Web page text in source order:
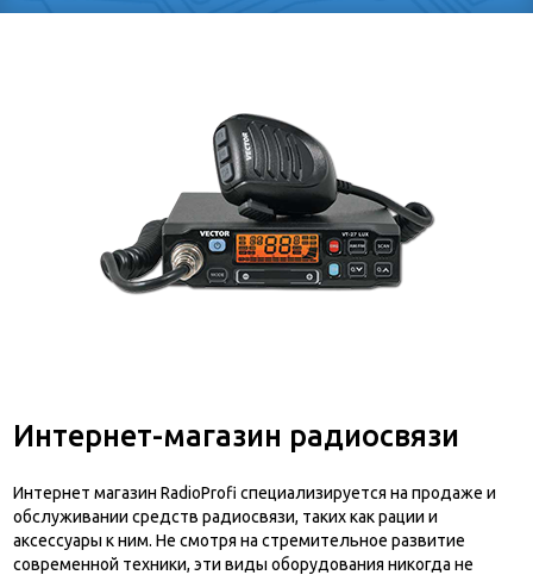
Интернет-магазин радиосвязи
Интернет магазин RadioProfi специализируется на продаже и
обслуживании средств радиосвязи, таких как рации и
аксессуары к ним. Не смотря на стремительное развитие
современной техники, эти виды оборудования никогда не